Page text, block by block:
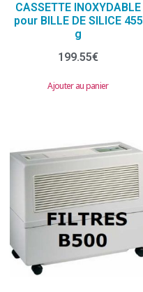
CASSETTE INOXYDABLE
pour BILLE DE SILICE 455
g
199.55€
Ajouter au panier